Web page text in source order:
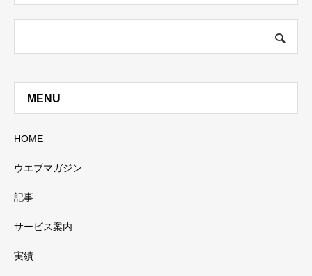
MENU
HOME
ウエブマガジン
記事
サービス案内
実績